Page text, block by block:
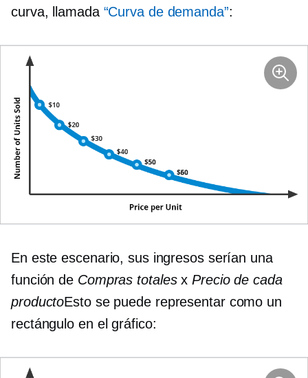
curva, llamada “Curva de demanda”:
En este escenario, sus ingresos serían una
función de Compras totalesxPrecio de cada
productoEsto se puede representar como un
rectángulo en el gráfico: